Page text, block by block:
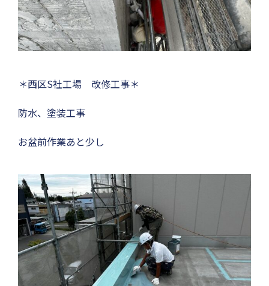
＊西区S社工場 改修工事＊
防水、塗装工事
お盆前作業あと少し